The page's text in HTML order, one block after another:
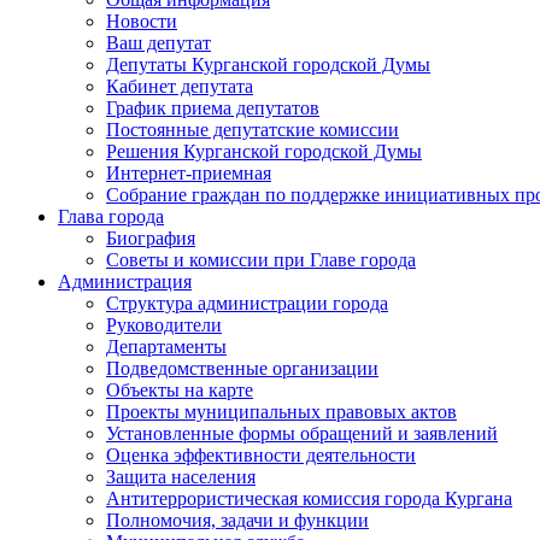
Новости
Ваш депутат
Депутаты Курганской городской Думы
Кабинет депутата
График приема депутатов
Постоянные депутатские комиссии
Решения Курганской городской Думы
Интернет-приемная
Собрание граждан по поддержке инициативных
Глава города
Биография
Советы и комиссии при Главе города
Администрация
Структура администрации города
Руководители
Департаменты
Подведомственные организации
Объекты на карте
Проекты муниципальных правовых актов
Установленные формы обращений и заявлений
Оценка эффективности деятельности
Защита населения
Антитеррористическая комиссия города Кургана
Полномочия, задачи и функции